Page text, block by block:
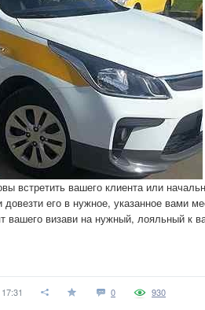
встретить вашего клиента или
довезти его в нужное, указанное вами
вашего визави на нужный, лояльный к
0 930